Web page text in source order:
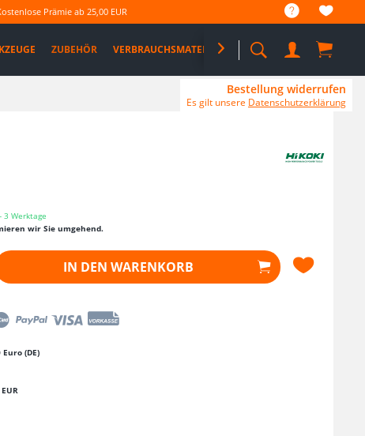
Prämie ab 25,00 EUR
ZUBEHÖR VERBRAUCHSMATERIAL %SALE% PRO DEALS

Werktage
wir Sie umgehend.
IN DEN WARENKORB
(DE)
Bestellung widerrufen
Es gilt unsere Datenschutzerklärung